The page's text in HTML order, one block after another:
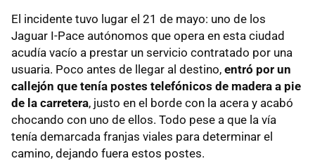
El incidente tuvo lugar el 21 de mayo: uno de los
Jaguar I-Pace autónomos que opera en esta ciudad
acudía vacío a prestar un servicio contratado por una
usuaria. Poco antes de llegar al destino, entró por un
callejón que tenía postes telefónicos de madera a pie
de la carretera, justo en el borde con la acera y acabó
chocando con uno de ellos. Todo pese a que la vía
tenía demarcada franjas viales para determinar el
camino, dejando fuera estos postes.